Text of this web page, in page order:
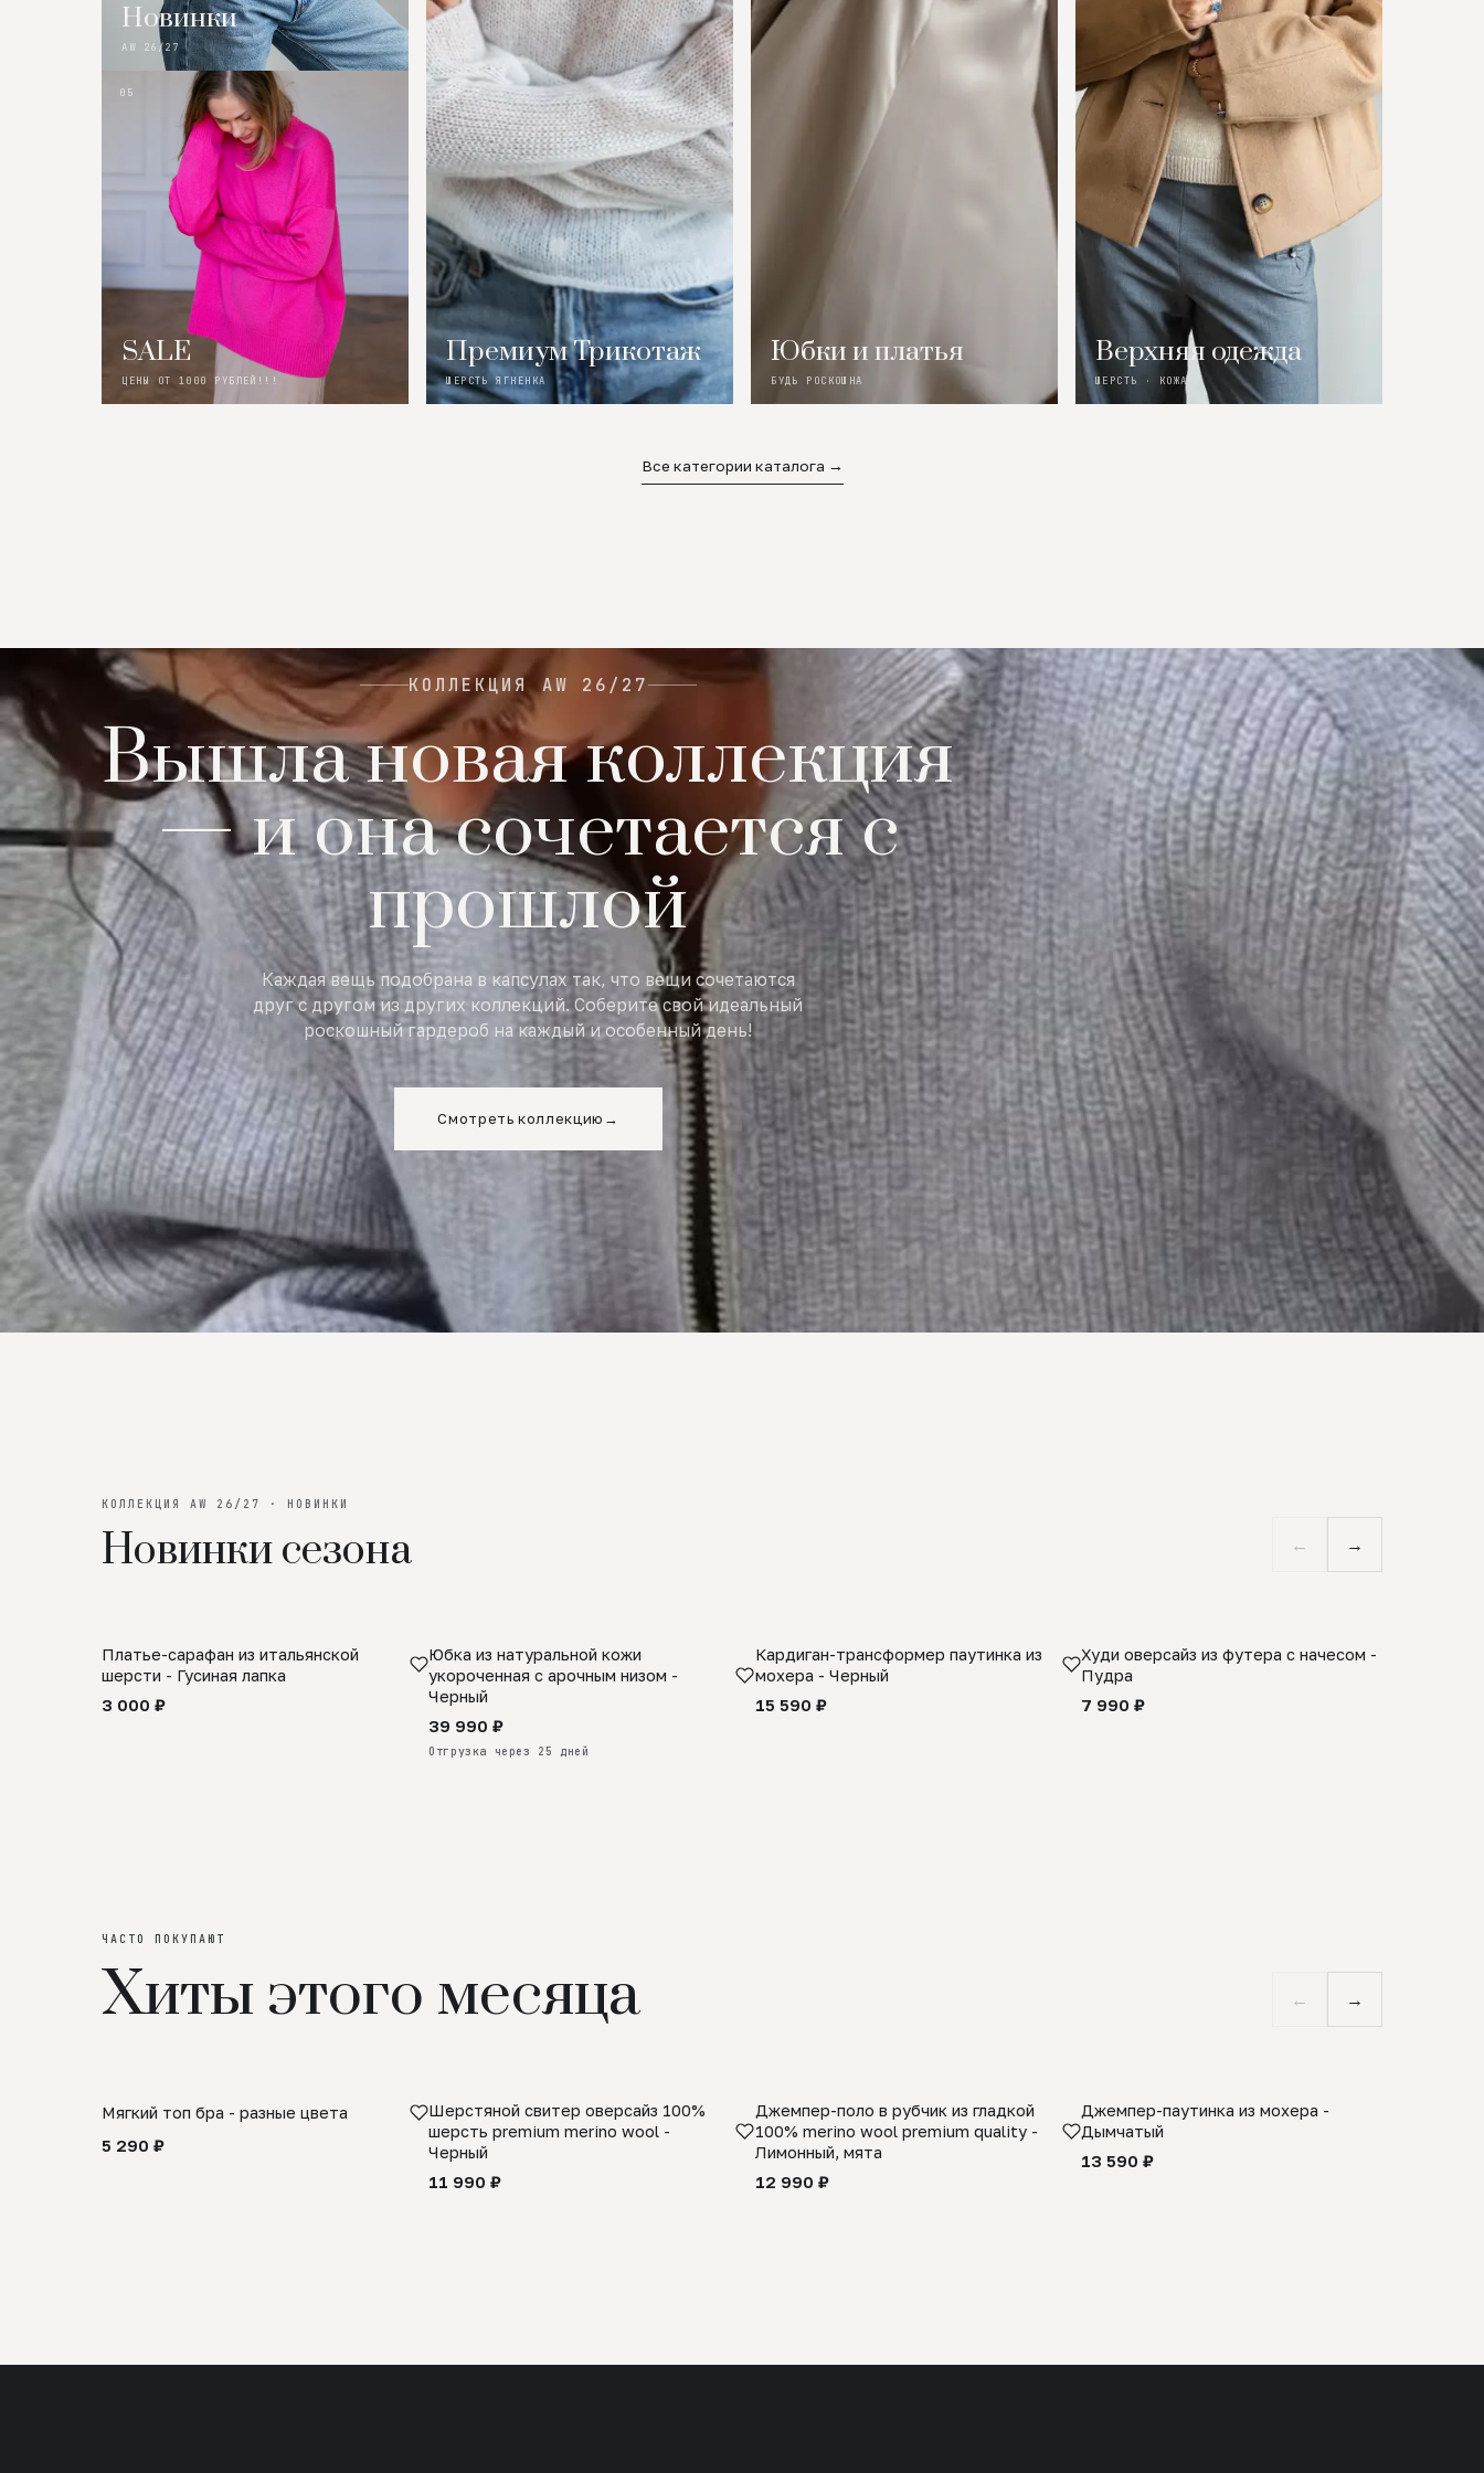
Новинки
AW 26/27
05
SALE
ЦЕНЫ ОТ 1000 РУБЛЕЙ!!!
Премиум Трикотаж
ШЕРСТЬ ЯГНЕНКА
Юбки и платья
БУДЬ РОСКОШНА
Верхняя одежда
ШЕРСТЬ · КОЖА
Все категории каталога →
КОЛЛЕКЦИЯ AW 26/27
Вышла новая коллекция
— и она сочетается с
прошлой
Каждая вещь подобрана в капсулах так, что вещи сочетаются
друг с другом из других коллекций. Соберите свой идеальный
роскошный гардероб на каждый и особенный день!
Смотреть коллекцию →
КОЛЛЕКЦИЯ AW 26/27 · НОВИНКИ
Новинки сезона ← →
SALE
Платье-сарафан из итальянской
шерсти - Гусиная лапка
3 000 ₽
ПРЕДЗАКАЗ
Юбка из натуральной кожи
укороченная с арочным низом -
Черный
39 990 ₽
Отгрузка через 25 дней
Кардиган-трансформер паутинка из
мохера - Черный
15 590 ₽
Худи оверсайз из футера с начесом -
Пудра
7 990 ₽
ЧАСТО ПОКУПАЮТ
Хиты этого месяца ← →
Мягкий топ бра - разные цвета
5 290 ₽
Шерстяной свитер оверсайз 100%
шерсть premium merino wool -
Черный
11 990 ₽
Джемпер-поло в рубчик из гладкой
100% merino wool premium quality -
Лимонный, мята
12 990 ₽
Джемпер-паутинка из мохера -
Дымчатый
13 590 ₽